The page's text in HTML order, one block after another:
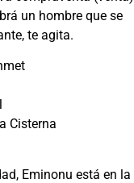
un hombre que se
te agita.
Cisterna
Eminonu está en la